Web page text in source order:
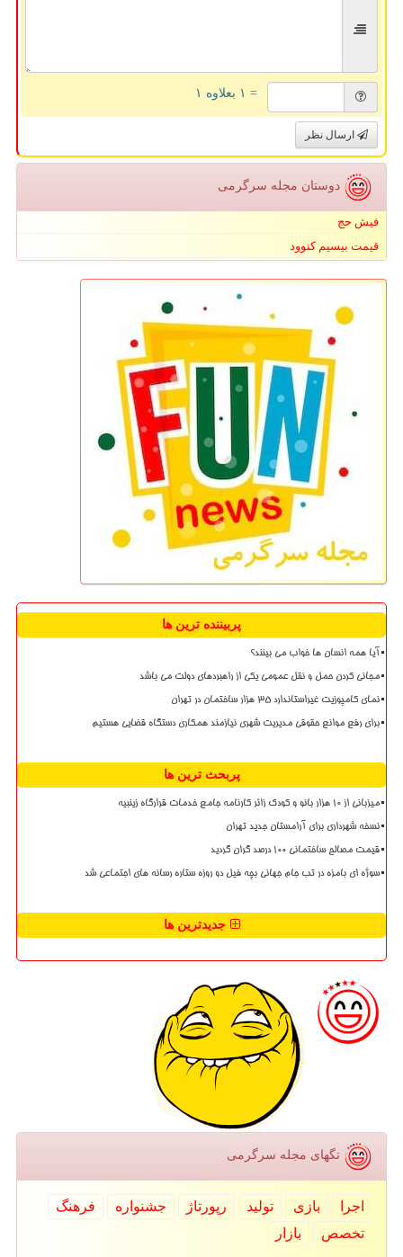
= ۱ بعلاوه ۱
ارسال نظر
دوستان مجله سرگرمی
فیش حج
قیمت بیسیم کنوود
پربیننده ترین ها
آیا همه انسان ها خواب می بینند؟
مجانی کردن حمل و نقل عمومی یکی از راهبردهای دولت می باشد
نمای کامپوزیت غیراستاندارد ۳۵ هزار ساختمان در تهران
برای رفع موانع حقوقی مدیریت شهری نیازمند همکاری دستگاه قضایی هستیم
پربحث ترین ها
میزبانی از ۱۰ هزار بانو و کودک زائر کارنامه جامع خدمات قرارگاه زینبیه
نسخه شهرداری برای آرامستان جدید تهران
قیمت مصالح ساختمانی ۱۰۰ درصد گران گردید
سوژه ای بامزه در تب جام جهانی بچه فیل دو روزه ستاره رسانه های اجتماعی شد
جدیدترین ها
تگهای مجله سرگرمی
اجرا بازی تولید رپورتاژ جشنواره
فرهنگ
تخصص
بازار